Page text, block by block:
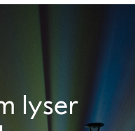
lyser